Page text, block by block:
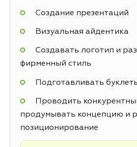
Создание презентаций
Визуальная айдентика
Создавать логотип и
фирменный стиль
Подготавливать
Проводить
продумывать концепцию и
позиционирование